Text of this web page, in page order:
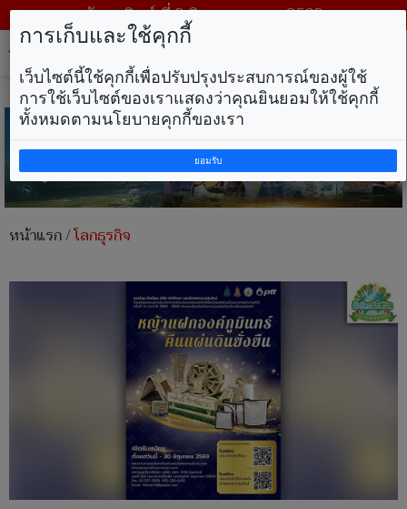
วันอาทิตย์ ที่ 9 สิงหาคม พ.ศ. 2569
หน้าแรก/โลกธุรกิจ
การเก็บและใช้คุกกี้
เว็บไซต์นี้ใช้คุกกี้เพื่อปรับปรุงประสบการณ์ของผู้ใช้
การใช้เว็บไซต์ของเราแสดงว่าคุณยินยอมให้ใช้คุกกี้
ทั้งหมดตามนโยบายคุกกี้ของเรา
ยอมรับ